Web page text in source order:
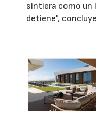
sintiera como un
detiene",